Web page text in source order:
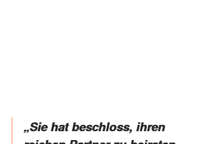
„Sie hat beschloss, ihren